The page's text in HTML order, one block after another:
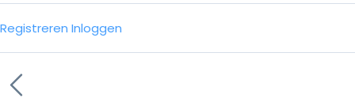
Registreren Inloggen